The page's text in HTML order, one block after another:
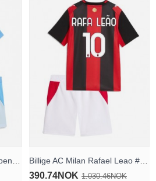
390.74NOK 1.030.46NOK